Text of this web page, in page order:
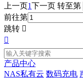
上一页1下一页 转至第
前往第
跳转 

产品中心
NAS私有云 数码充电